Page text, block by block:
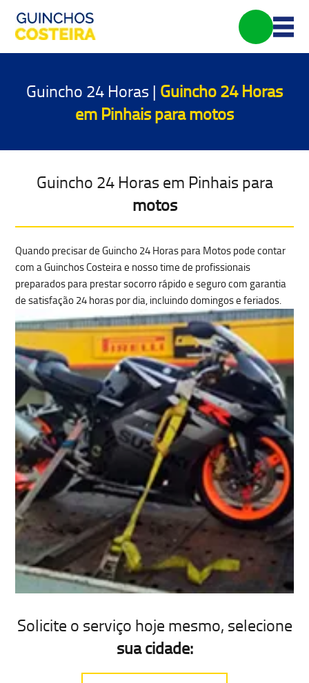
Guincho 24 Horas | Guincho 24 Horas
em Pinhais paramotos
Guincho 24 Horas em Pinhais para
motos
Quando precisar de Guincho 24 Horas para Motos pode contar
com a Guinchos Costeira e nosso time de profissionais
preparados para prestarsocorro rápido e segurocom garantia
de satisfação 24 horas por dia, incluindo domingos e feriados.
Solicite o serviço hoje mesmo, selecione
sua cidade: